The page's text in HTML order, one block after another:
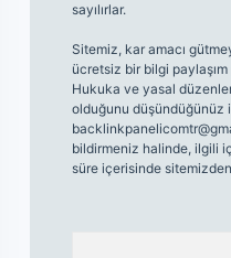
sayılırlar.
Sitemiz, kar amacı
ücretsiz bir bilgi
Hukuka ve yasal
olduğunu düşündüğünüz
bildirmeniz halinde, ilgili
süre içerisinde sitemizden